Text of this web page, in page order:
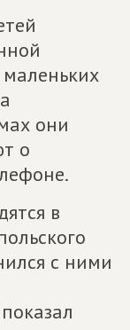
они
о
в
с ними